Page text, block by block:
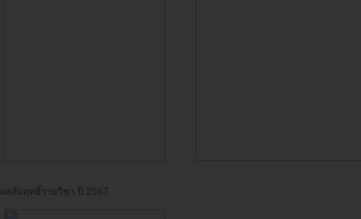
ผลสัมฤทธิ์รายวิชา ปี 2567